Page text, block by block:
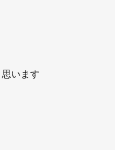
います